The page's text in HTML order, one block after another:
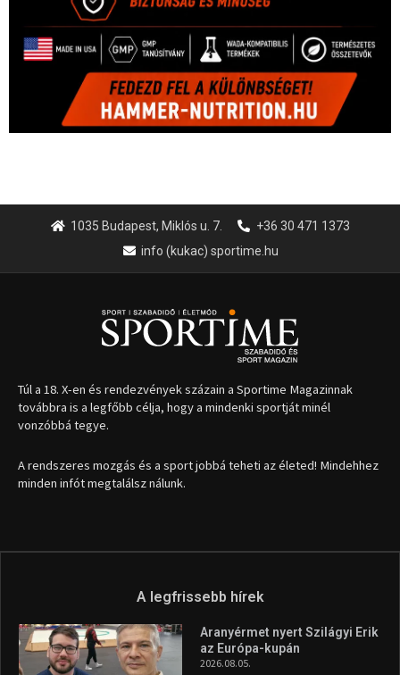
1035 Budapest, Miklós u. 7.
+36 30 471 1373
info (kukac) sportime.hu
Túl a 18. X-en és rendezvények százain a Sportime Magazinnak
továbbra is a legfőbb célja, hogy a mindenki sportját minél
vonzóbbá tegye.
A rendszeres mozgás és a sport jobbá teheti az életed! Mindehhez
minden infót megtalálsz nálunk.
A legfrissebb hírek
Aranyérmet nyert Szilágyi Erik
az Európa-kupán
2026.08.05.